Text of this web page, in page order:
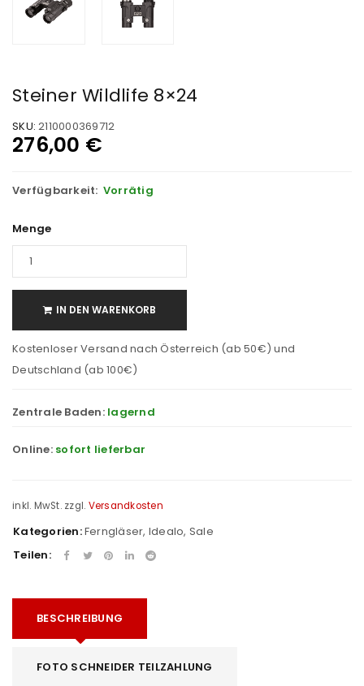
Steiner Wildlife 8×24
SKU: 2110000369712
276,00 €
Verfügbarkeit: Vorrätig
Menge
IN DEN WARENKORB
Kostenloser Versand nach Österreich (ab 50€) und
Deutschland (ab 100€)
Zentrale Baden: lagernd
Online: sofort lieferbar
inkl. MwSt. zzgl. Versandkosten
Kategorien:Ferngläser, Idealo, Sale
Teilen:
BESCHREIBUNG
FOTO SCHNEIDER TEILZAHLUNG